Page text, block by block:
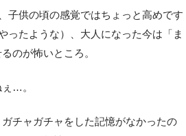
子供の頃の感覚ではちょっと高めです
ったような）、大人になった今は「ま
のが怖いところ。
…。
チャガチャをした記憶がなかったの